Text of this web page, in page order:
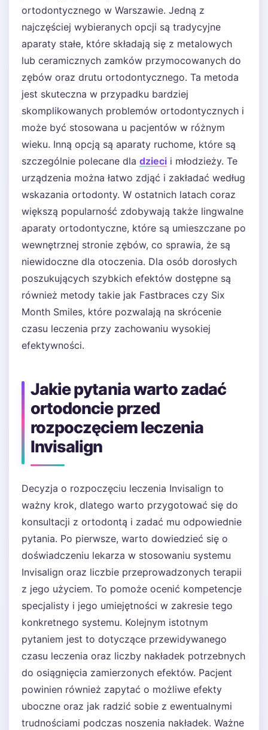
ortodontycznego w Warszawie. Jedną z
najczęściej wybieranych opcji są tradycyjne
aparaty stałe, które składają się z metalowych
lub ceramicznych zamków przymocowanych do
zębów oraz drutu ortodontycznego. Ta metoda
jest skuteczna w przypadku bardziej
skomplikowanych problemów ortodontycznych i
może być stosowana u pacjentów w różnym
wieku. Inną opcją są aparaty ruchome, które są
szczególnie polecane dla dzieci i młodzieży. Te
urządzenia można łatwo zdjąć i zakładać według
wskazania ortodonty. W ostatnich latach coraz
większą popularność zdobywają także lingwalne
aparaty ortodontyczne, które są umieszczane po
wewnętrznej stronie zębów, co sprawia, że są
niewidoczne dla otoczenia. Dla osób dorosłych
poszukujących szybkich efektów dostępne są
również metody takie jak Fastbraces czy Six
Month Smiles, które pozwalają na skrócenie
czasu leczenia przy zachowaniu wysokiej
efektywności.
Jakie pytania warto zadać
ortodoncie przed
rozpoczęciem leczenia
Invisalign
Decyzja o rozpoczęciu leczenia Invisalign to
ważny krok, dlatego warto przygotować się do
konsultacji z ortodontą i zadać mu odpowiednie
pytania. Po pierwsze, warto dowiedzieć się o
doświadczeniu lekarza w stosowaniu systemu
Invisalign oraz liczbie przeprowadzonych terapii
z jego użyciem. To pomoże ocenić kompetencje
specjalisty i jego umiejętności w zakresie tego
konkretnego systemu. Kolejnym istotnym
pytaniem jest to dotyczące przewidywanego
czasu leczenia oraz liczby nakładek potrzebnych
do osiągnięcia zamierzonych efektów. Pacjent
powinien również zapytać o możliwe efekty
uboczne oraz jak radzić sobie z ewentualnymi
trudnościami podczas noszenia nakładek. Ważne